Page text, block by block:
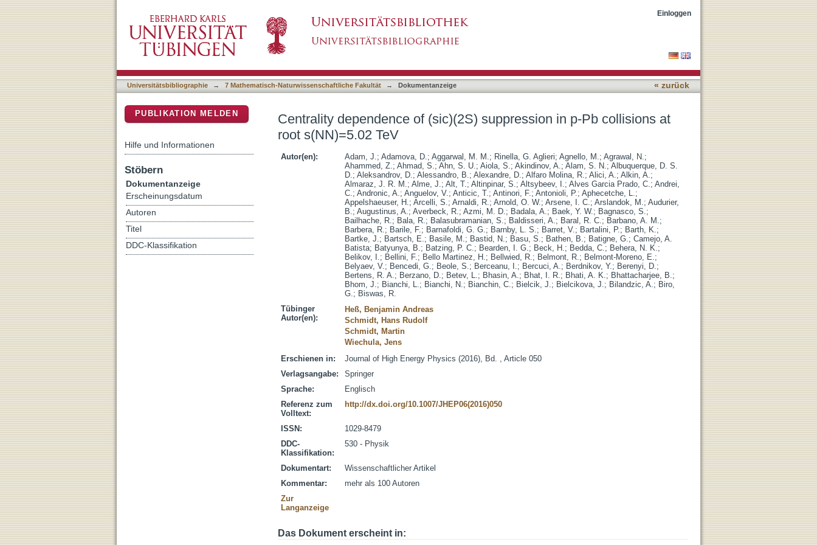
Einloggen
Universitätsbibliographie → 7 Mathematisch-Naturwissenschaftliche Fakultät → Dokumentanzeige « zurück
Centrality dependence of (sic)(2S) suppression in p-Pb collisions at
root s(NN)=5.02 TeV
Autor(en): Adam, J.; Adamova, D.; Aggarwal, M. M.; Rinella, G. Aglieri; Agnello, M.; Agrawal, N.;
Ahammed, Z.; Ahmad, S.; Ahn, S. U.; Aiola, S.; Akindinov, A.; Alam, S. N.; Albuquerque, D. S.
D.; Aleksandrov, D.; Alessandro, B.; Alexandre, D.; Alfaro Molina, R.; Alici, A.; Alkin, A.;
Almaraz, J. R. M.; Alme, J.; Alt, T.; Altinpinar, S.; Altsybeev, I.; Alves Garcia Prado, C.; Andrei,
C.; Andronic, A.; Anguelov, V.; Anticic, T.; Antinori, F.; Antonioli, P.; Aphecetche, L.;
Appelshaeuser, H.; Arcelli, S.; Arnaldi, R.; Arnold, O. W.; Arsene, I. C.; Arslandok, M.; Audurier,
B.; Augustinus, A.; Averbeck, R.; Azmi, M. D.; Badala, A.; Baek, Y. W.; Bagnasco, S.;
Bailhache, R.; Bala, R.; Balasubramanian, S.; Baldisseri, A.; Baral, R. C.; Barbano, A. M.;
Barbera, R.; Barile, F.; Barnafoldi, G. G.; Barnby, L. S.; Barret, V.; Bartalini, P.; Barth, K.;
Bartke, J.; Bartsch, E.; Basile, M.; Bastid, N.; Basu, S.; Bathen, B.; Batigne, G.; Camejo, A.
Batista; Batyunya, B.; Batzing, P. C.; Bearden, I. G.; Beck, H.; Bedda, C.; Behera, N. K.;
Belikov, I.; Bellini, F.; Bello Martinez, H.; Bellwied, R.; Belmont, R.; Belmont-Moreno, E.;
Belyaev, V.; Bencedi, G.; Beole, S.; Berceanu, I.; Bercuci, A.; Berdnikov, Y.; Berenyi, D.;
Bertens, R. A.; Berzano, D.; Betev, L.; Bhasin, A.; Bhat, I. R.; Bhati, A. K.; Bhattacharjee, B.;
Bhom, J.; Bianchi, L.; Bianchi, N.; Bianchin, C.; Bielcik, J.; Bielcikova, J.; Bilandzic, A.; Biro,
G.; Biswas, R.
Tübinger
Autor(en):
Heß, Benjamin Andreas
Schmidt, Hans Rudolf
Schmidt, Martin
Wiechula, Jens
Erschienen in:
Journal of High Energy Physics (2016), Bd. , Article 050
Verlagsangabe:
Springer
Sprache:
Englisch
Referenz zum
Volltext:
http://dx.doi.org/10.1007/JHEP06(2016)050
ISSN:
1029-8479
DDC-
Klassifikation:
530 - Physik
Dokumentart:
Wissenschaftlicher Artikel
Kommentar:
mehr als 100 Autoren
Zur
Langanzeige
Das Dokument erscheint in:
PUBLIKATION MELDEN
Hilfe und Informationen
Stöbern
Dokumentanzeige
Erscheinungsdatum
Autoren
Titel
DDC-Klassifikation